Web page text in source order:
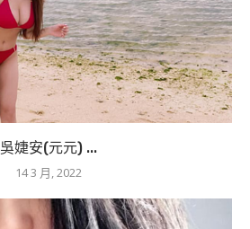
吳婕安(元元) ...
14 3 月, 2022